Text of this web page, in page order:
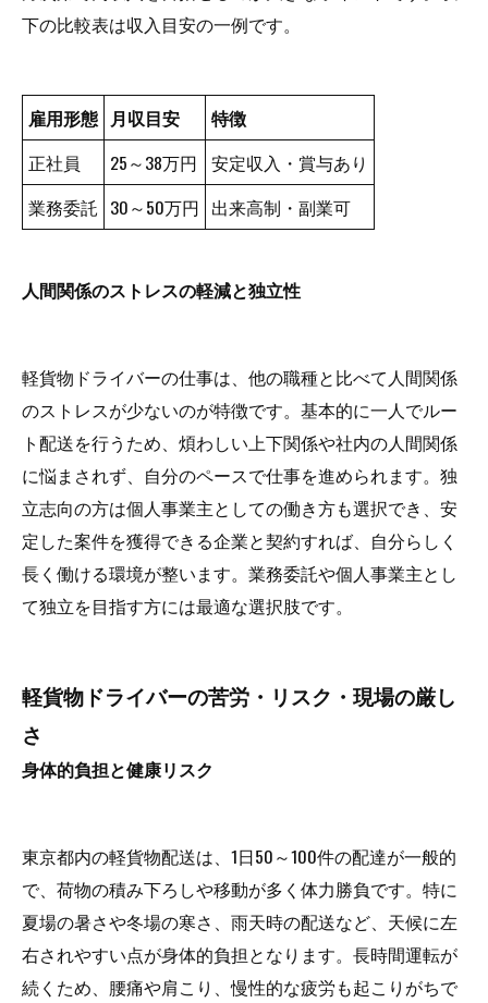
下の比較表は収入目安の一例です。
雇用形態 月収目安
特徴
正社員
25～38万円 安定収入・賞与あり
業務委託 30～50万円 出来高制・副業可
人間関係のストレスの軽減と独立性
軽貨物ドライバーの仕事は、他の職種と比べて人間関係
のストレスが少ないのが特徴です。基本的に一人でルー
ト配送を行うため、煩わしい上下関係や社内の人間関係
に悩まされず、自分のペースで仕事を進められます。独
立志向の方は個人事業主としての働き方も選択でき、安
定した案件を獲得できる企業と契約すれば、自分らしく
長く働ける環境が整います。業務委託や個人事業主とし
て独立を目指す方には最適な選択肢です。
軽貨物ドライバーの苦労・リスク・現場の厳し
さ
身体的負担と健康リスク
東京都内の軽貨物配送は、1日50～100件の配達が一般的
で、荷物の積み下ろしや移動が多く体力勝負です。特に
夏場の暑さや冬場の寒さ、雨天時の配送など、天候に左
右されやすい点が身体的負担となります。長時間運転が
続くため、腰痛や肩こり、慢性的な疲労も起こりがちで